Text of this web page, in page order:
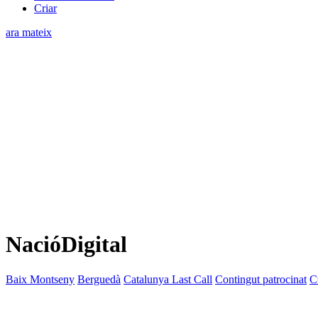
Criar
ara mateix
NacióDigital
Baix Montseny Berguedà Catalunya Last Call Contingut patrocinat